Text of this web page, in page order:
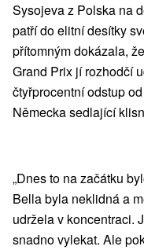
Sysojeva z Polska na
patří do elitní desítky
přítomným dokázala,
Grand Prix jí rozhodčí
čtyřprocentní odstup
Německa sedlající
„Dnes to na začátku
Bella byla neklidná a
udržela v koncentraci.
snadno vylekat. Ale